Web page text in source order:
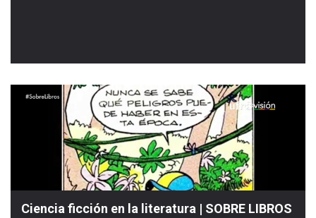
Ciencia ficción en la literatura | SOBRE LIBROS